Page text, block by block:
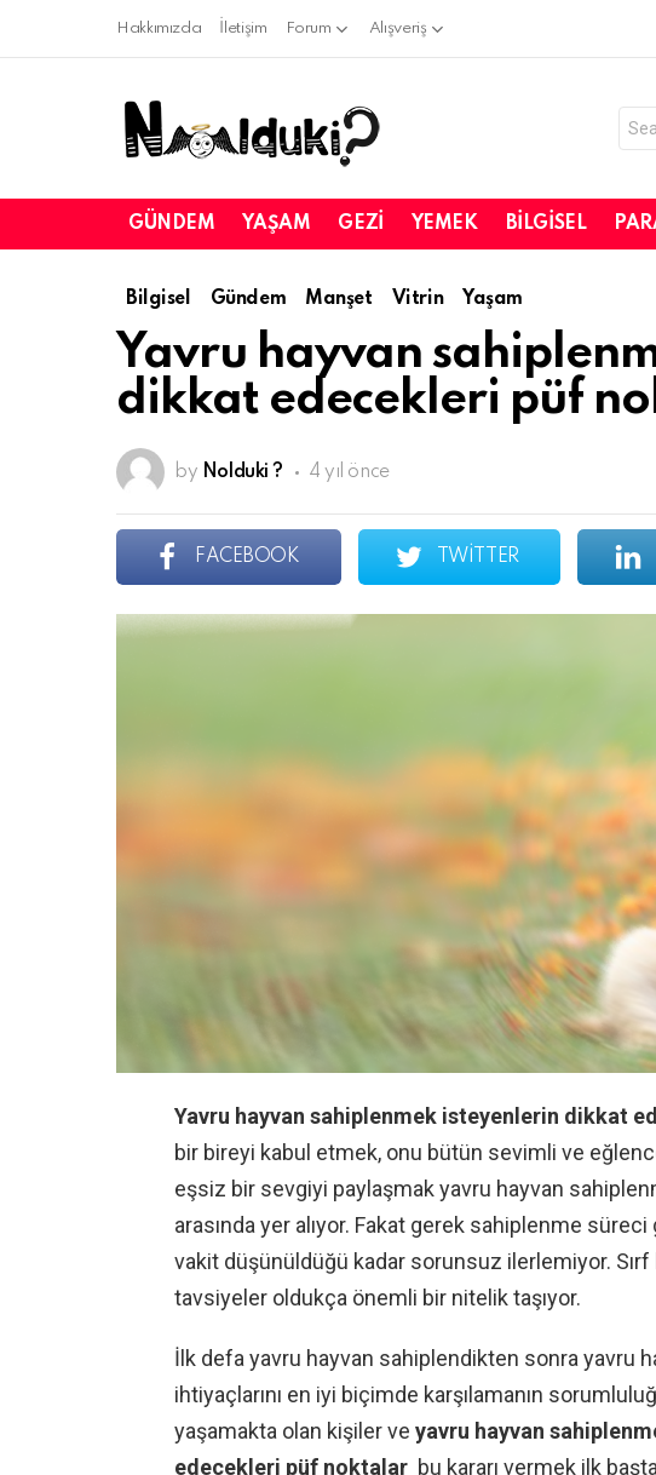
Hakkımızda İletişim Forum Alışveriş
for:
GÜNDEM YAŞAM GEZI YEMEK BILGISEL
Bilgisel Gündem Manşet Vitrin Yaşam
Yavru hayvan
dikkat edecekleri püf
by Nolduki ? 4 yıl önce
FACEBOOK TWITTER
Yavru hayvan sahiplenmek isteyenlerin dikkat
bir bireyi kabul etmek, onu bütün sevimli ve
eşsiz bir sevgiyi paylaşmak yavru hayvan
arasında yer alıyor. Fakat gerek sahiplenme
vakit düşünüldüğü kadar sorunsuz ilerlemiyor.
tavsiyeler oldukça önemli bir nitelik taşıyor.
İlk defa yavru hayvan sahiplendikten sonra yavru
ihtiyaçlarını en iyi biçimde karşılamanın
yaşamakta olan kişiler ve yavru hayvan
edecekleri püf noktalar bu kararı vermek ilk